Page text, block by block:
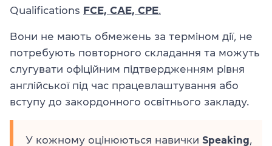
Qualifications FCE, CAE, CPE.
Вони не мають обмежень за терміном дії, не
потребують повторного складання та можуть
слугувати офіційним підтвердженням рівня
англійської під час працевлаштування або
вступу до закордонного освітнього закладу.
У кожному оцінюються навички Speaking,